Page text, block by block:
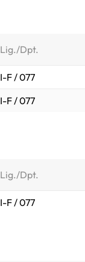
Lig./Dpt.
I-F / 077
I-F / 077
Lig./Dpt.
I-F / 077